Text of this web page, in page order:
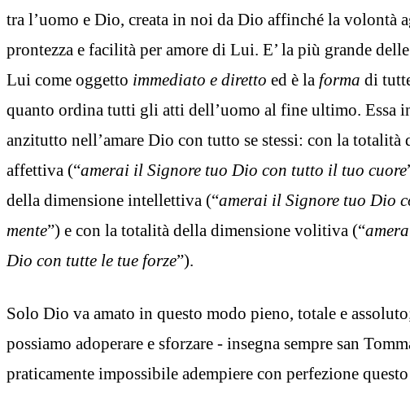
tra l’uomo e Dio, creata in noi da Dio affinché la volontà
prontezza e facilità per amore di Lui. E’ la più grande
Lui come oggetto immediato e diretto ed è la forma di
quanto ordina tutti gli atti dell’uomo al fine ultimo. Essa
anzitutto nell’amare Dio con tutto se stessi: con la totalità
affettiva (“amerai il Signore tuo Dio con tutto il tuo cuore
della dimensione intellettiva (“amerai il Signore tuo Dio
mente”) e con la totalità della dimensione volitiva (“
Dio con tutte le tue forze”).
Solo Dio va amato in questo modo pieno, totale e
possiamo adoperare e sforzare - insegna sempre san
praticamente impossibile adempiere con perfezione